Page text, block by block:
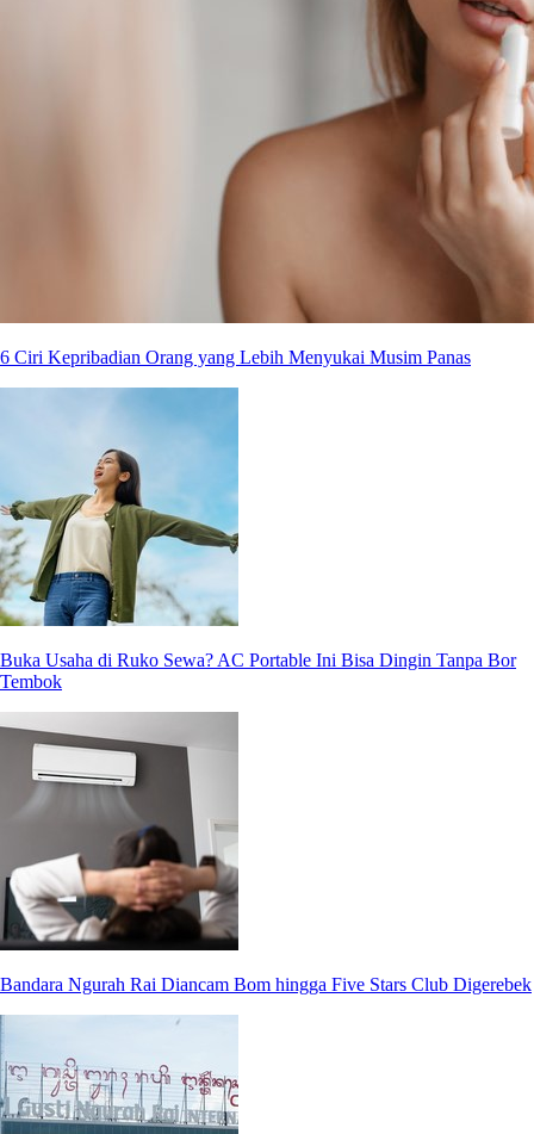
6 Ciri Kepribadian Orang yang Lebih Menyukai Musim Panas
Buka Usaha di Ruko Sewa? AC Portable Ini Bisa Dingin Tanpa Bor
Tembok
Bandara Ngurah Rai Diancam Bom hingga Five Stars Club Digerebek